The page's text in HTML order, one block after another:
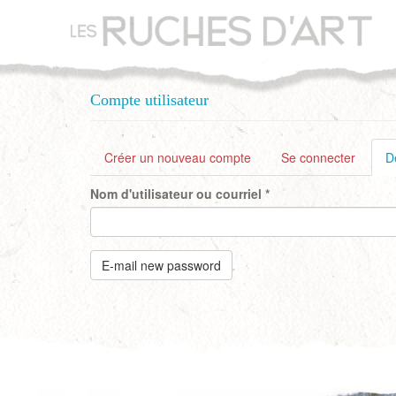
principal
Compte utilisateur
Onglets
principaux
Créer un nouveau compte Se connecter
Nom d'utilisateur ou courriel *
E-mail new password